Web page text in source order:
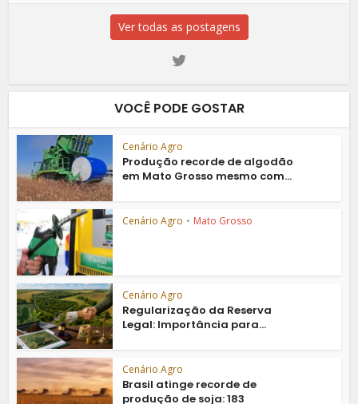
Ver todas as postagens
VOCÊ PODE GOSTAR
Cenário Agro
Produção recorde de algodão
em Mato Grosso mesmo com...
Cenário Agro • Mato Grosso
Cenário Agro
Regularização da Reserva
Legal: Importância para...
Cenário Agro
Brasil atinge recorde de
produção de soja: 183